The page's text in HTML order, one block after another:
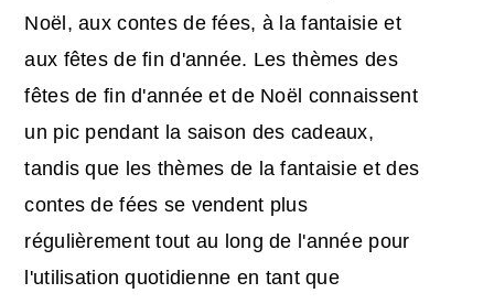
Noël, aux contes de fées, à la fantaisie et
aux fêtes de fin d'année. Les thèmes des
fêtes de fin d'année et de Noël connaissent
un pic pendant la saison des cadeaux,
tandis que les thèmes de la fantaisie et des
contes de fées se vendent plus
régulièrement tout au long de l'année pour
l'utilisation quotidienne en tant que